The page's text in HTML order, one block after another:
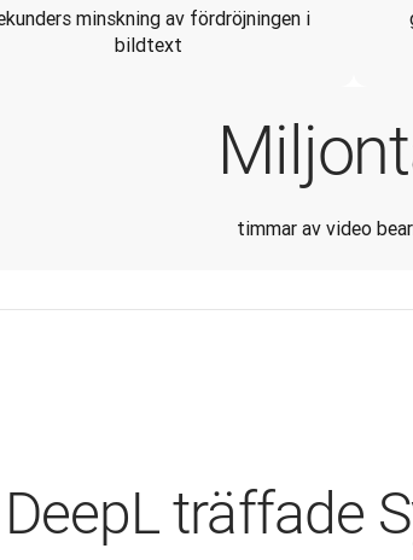
minskning av fördröjningen i
bildtext
timmar av video
träffade